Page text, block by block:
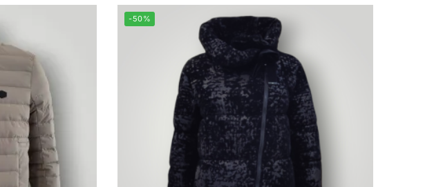
-50%